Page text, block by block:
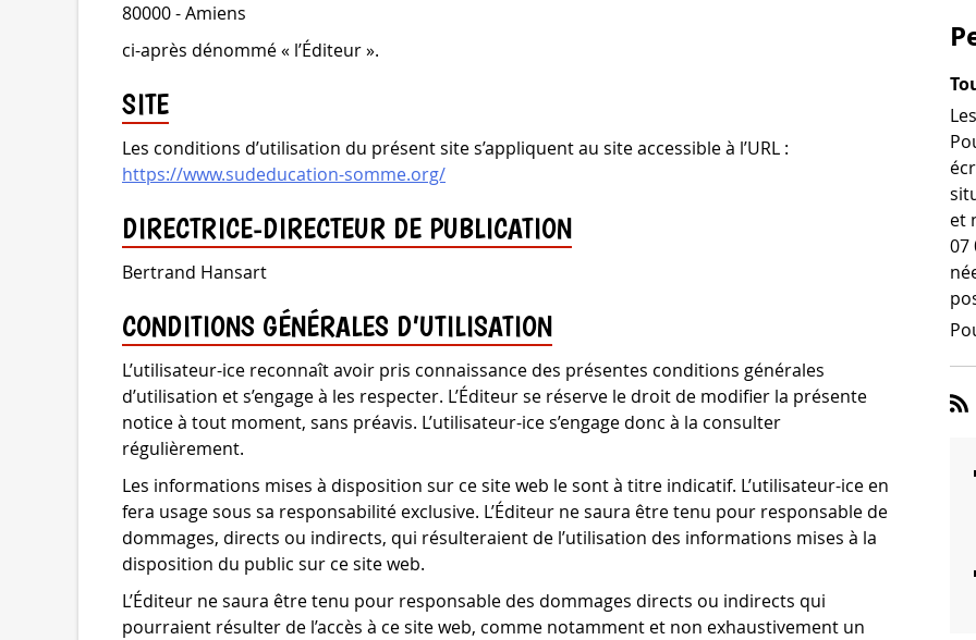
80000 - Amiens
ci-après dénommé « l’Éditeur ».
SITE
Les conditions d’utilisation du présent site s’appliquent au site accessible à l’URL :
https://www.sudeducation-somme.org/
DIRECTRICE-DIRECTEUR DE PUBLICATION
Bertrand Hansart
CONDITIONS GÉNÉRALES D’UTILISATION
L’utilisateur-ice reconnaît avoir pris connaissance des présentes conditions générales
d’utilisation et s’engage à les respecter. L’Éditeur se réserve le droit de modifier la présente
notice à tout moment, sans préavis. L’utilisateur-ice s’engage donc à la consulter
régulièrement.
Les informations mises à disposition sur ce site web le sont à titre indicatif. L’utilisateur-ice en
fera usage sous sa responsabilité exclusive. L’Éditeur ne saura être tenu pour responsable de
dommages, directs ou indirects, qui résulteraient de l’utilisation des informations mises à la
disposition du public sur ce site web.
L’Éditeur ne saura être tenu pour responsable des dommages directs ou indirects qui
pourraient résulter de l’accès à ce site web, comme notamment et non exhaustivement un
et
07